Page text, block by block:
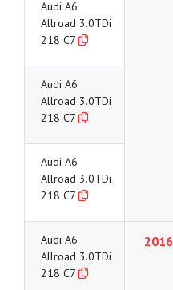
Audi A6
Allroad 3.0TDi
218 C7
Audi A6
Allroad 3.0TDi
218 C7
Audi A6
Allroad 3.0TDi
218 C7
Audi A6
Allroad 3.0TDi
218 C7
2016